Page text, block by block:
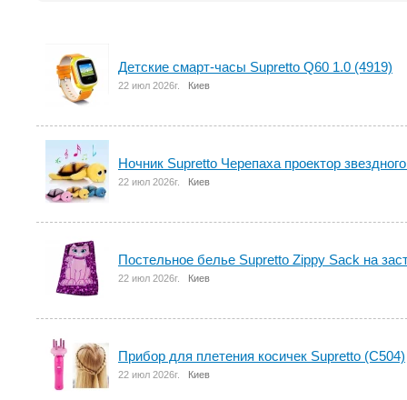
Детские смарт-часы Supretto Q60 1.0 (4919)
22 июл 2026г. Киев
Ночник Supretto Черепаха проектор
22 июл 2026г. Киев
Постельное белье Supretto Zippy Sack на
22 июл 2026г. Киев
Прибор для плетения косичек Supretto (C504)
22 июл 2026г. Киев